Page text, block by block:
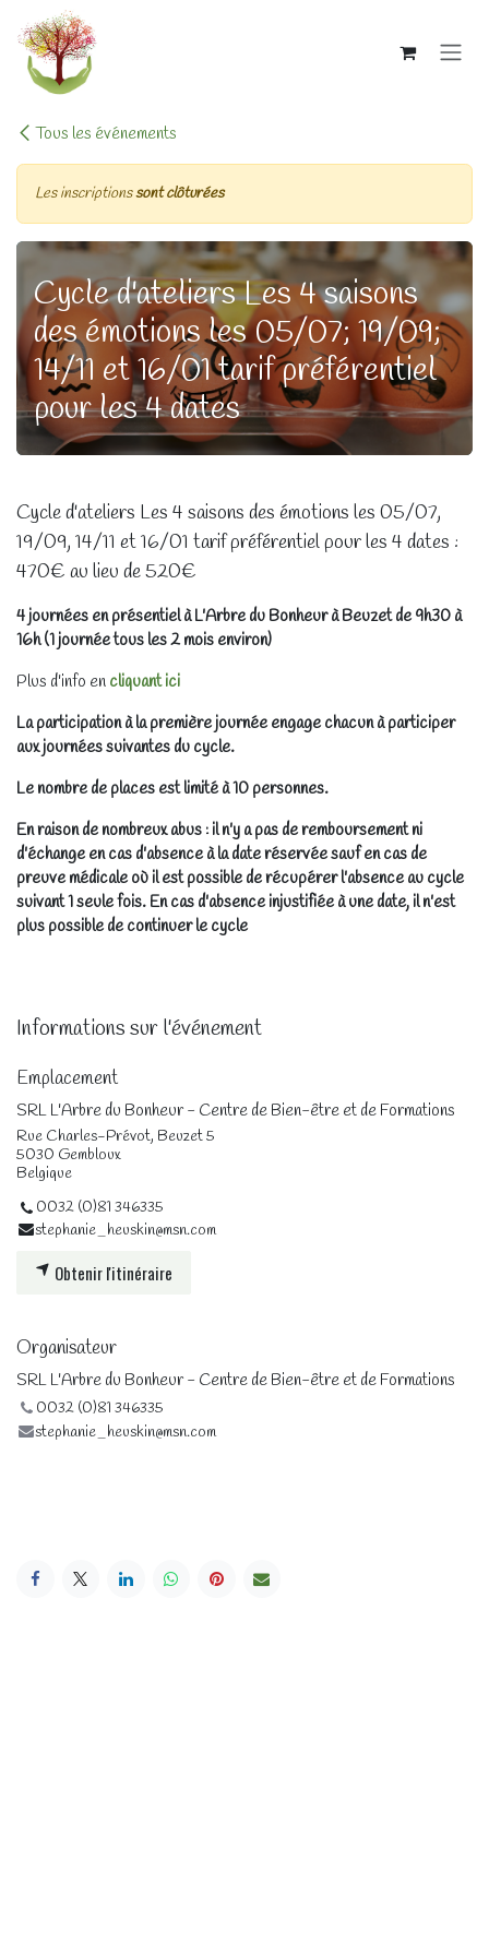
Se rendre au contenu
Tous les événements
Les inscriptionssont clôturées
Cycle d'ateliers Les 4 saisons
des émotions les 05/07; 19/09;
14/11 et 16/01 tarif préférentiel
pour les 4 dates
Cycle d'ateliers Les 4 saisons des émotions les 05/07,
19/09, 14/11 et 16/01 tarif préférentiel pour les 4 dates :
470€ au lieu de 520€
4 journées en présentiel à L'Arbre du Bonheur à Beuzet de 9h30 à
16h (1 journée tous les 2 mois environ)
Plus d'info en cliquant ici
La participation à la première journée engage chacun à participer
aux journées suivantes du cycle.
Le nombre de places est limité à 10 personnes.
En raison de nombreux abus : il n'y a pas de remboursement ni
d'échange en cas d'absence à la date réservée sauf en cas de
preuve médicale où il est possible de récupérer l'absence au cycle
suivant 1 seule fois. En cas d'absence injustifiée à une date, il n'est
plus possible de continuer le cycle
Informations sur l'événement
Emplacement
SRL L'Arbre du Bonheur - Centre de Bien-être et de Formations
Rue Charles-Prévot, Beuzet 5
5030 Gembloux
Belgique
0032 (0)81 346335
stephanie_heuskin@msn.com
Obtenir l'itinéraire
Organisateur
SRL L'Arbre du Bonheur - Centre de Bien-être et de Formations
0032 (0)81 346335
stephanie_heuskin@msn.com